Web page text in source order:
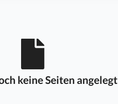
keine Seiten angelegt